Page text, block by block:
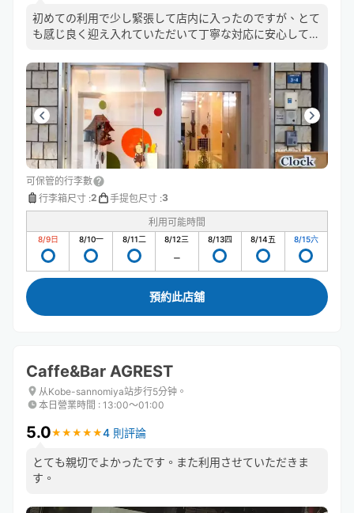
初めての利用で少し緊張して店内に入ったのですが、とて
も感じ良く迎え入れていただいて丁寧な対応に安心してお
ても近くて移動時間がタイトな中大変助かりました。あり
がとうございました！
可保管的行李數
行李箱尺寸 :2 手提包尺寸 :3
利用可能時間
8/9日 8/10一 8/11二 8/12三 8/13四 8/14五 8/15六
預約此店舖
Caffe&Bar AGREST
从Kobe-sannomiya站步行5分钟。
本日營業時間 : 13:00〜01:00
5.0★ ★ ★ ★ ★
★ ★ ★ ★ ★4 則評論
とても親切でよかったです。また利用させていただきま
す。